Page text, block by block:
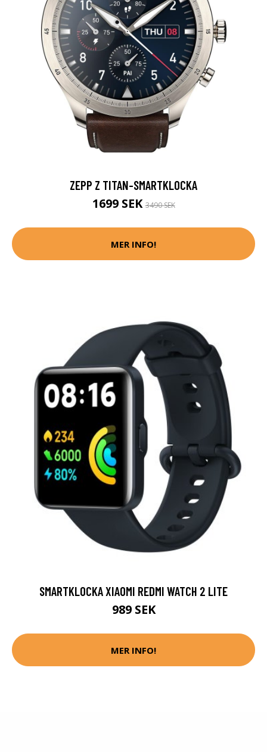
ZEPP Z TITAN-SMARTKLOCKA
1699 SEK3490 SEK
MER INFO!
SMARTKLOCKA XIAOMI REDMI WATCH 2 LITE
989 SEK
MER INFO!